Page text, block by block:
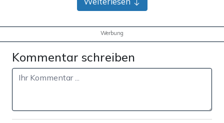
Werbung
Kommentar schreiben